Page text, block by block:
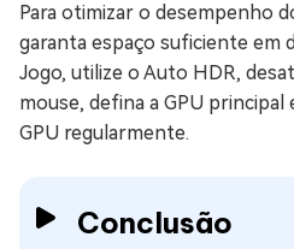
Para otimizar o desempenho
garanta espaço suficiente em
Jogo, utilize o Auto HDR,
mouse, defina a GPU principal
GPU regularmente.
Conclusão